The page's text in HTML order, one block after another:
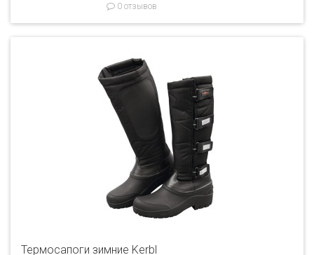
0 отзывов
Термосапоги зимние Kerbl